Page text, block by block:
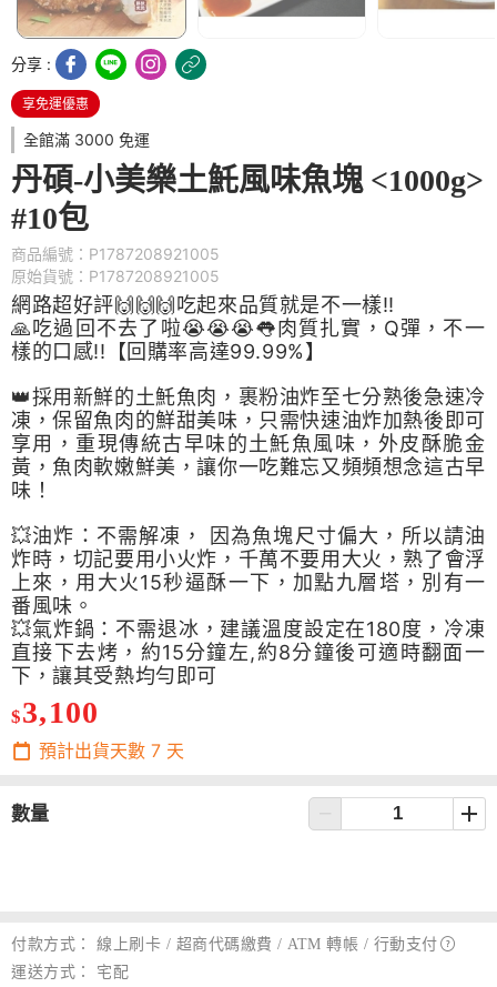
分享 :
享免運優惠
全館滿 3000 免運
丹碩-小美樂土魠風味魚塊 <1000g>
#10包
商品編號：P1787208921005
原始貨號：P1787208921005
網路超好評🙌🙌🙌吃起來品質就是不一樣!!
🙏吃過回不去了啦😭😭😭👅肉質扎實，Q彈，不一
樣的口感!!【回購率高達99.99%】
👑採用新鮮的土魠魚肉，裹粉油炸至七分熟後急速冷
凍，保留魚肉的鮮甜美味，只需快速油炸加熱後即可
享用，重現傳統古早味的土魠魚風味，外皮酥脆金
黃，魚肉軟嫩鮮美，讓你一吃難忘又頻頻想念這古早
味！
💥油炸：不需解凍， 因為魚塊尺寸偏大，所以請油
炸時，切記要用小火炸，千萬不要用大火，熟了會浮
上來，用大火15秒逼酥一下，加點九層塔，別有一
番風味。
💥氣炸鍋：不需退冰，建議溫度設定在180度，冷凍
直接下去烤，約15分鐘左,約8分鐘後可適時翻面一
下，讓其受熱均勻即可
$3,100
預計出貨天數 7 天
數量
付款方式： 線上刷卡 / 超商代碼繳費 / ATM 轉帳 / 行動支付
運送方式：
宅配